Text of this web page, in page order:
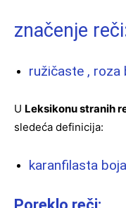
značenje reči
ružičaste , roza
U Leksikonu stranih
sledeća definicija:
karanfilasta